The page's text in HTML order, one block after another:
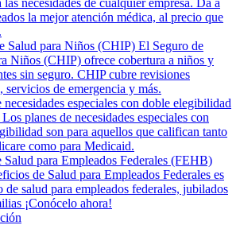
las necesidades de cualquier empresa. Da a
la mejor atención médica, al precio que
Salud para Niños (CHIP) El Seguro de
Niños (CHIP) ofrece cobertura a niños y
sin seguro. CHIP cubre revisiones
servicios de emergencia y más.
necesidades especiales con doble elegibilidad
Los planes de necesidades especiales con
son para aquellos que califican tanto
como para Medicaid.
Salud para Empleados Federales (FEHB)
de Salud para Empleados Federales es
de salud para empleados federales, jubilados
¡Conócelo ahora!